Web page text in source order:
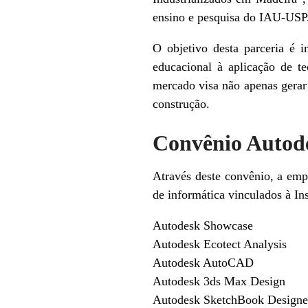
ensino e pesquisa do IAU-
O objetivo desta parceria é
educacional à aplicação de
mercado visa não apenas
construção.
Convênio
Através deste convênio, a
de informática vinculados à
Autodesk Showcase
Autodesk Ecotect Analysis
Autodesk AutoCAD
Autodesk 3ds Max Design
Autodesk SketchBook